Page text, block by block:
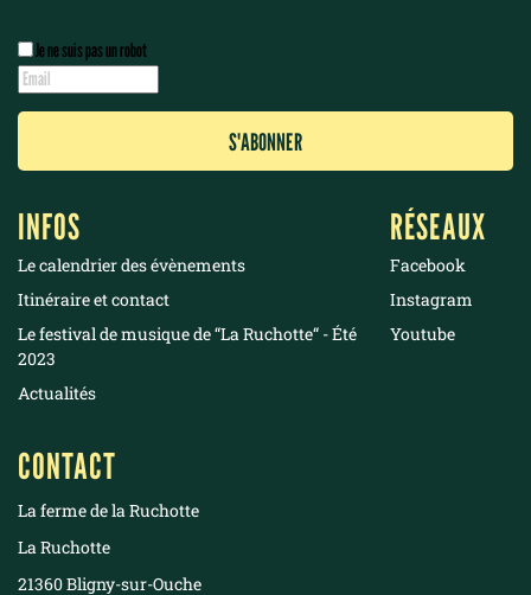
Je ne suis pas un robot
INFOS
Le calendrier des évènements
Itinéraire et contact
Le festival de musique de “La Ruchotte“ - Été
2023
Actualités
RÉSEAUX
Facebook
Instagram
Youtube
CONTACT
La ferme de la Ruchotte
La Ruchotte
21360 Bligny-sur-Ouche